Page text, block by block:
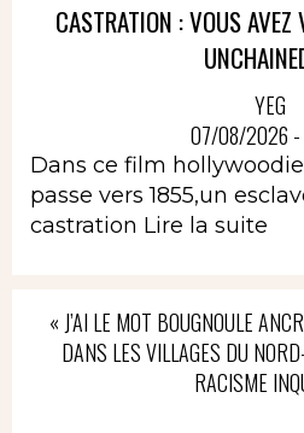
CASTRATION : VOUS
YEG
07/08/2026 -
Dans ce film
passe vers 1855,un
castration Lire la suite
« J’AI LE MOT BOUGNOULE
DANS LES VILLAGES DU
RACISME